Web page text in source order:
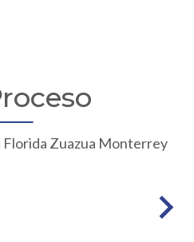
Florida Zuazua Monterrey